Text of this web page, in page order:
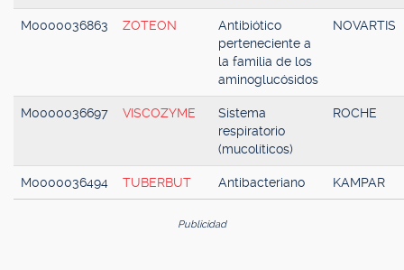
M0000036863 ZOTEON
Antibiótico
perteneciente a
la familia de los
aminoglucósidos
NOVARTIS
M0000036697 VISCOZYME
Sistema
respiratorio
(mucolíticos)
ROCHE
M0000036494 TUBERBUT Antibacteriano KAMPAR
Publicidad